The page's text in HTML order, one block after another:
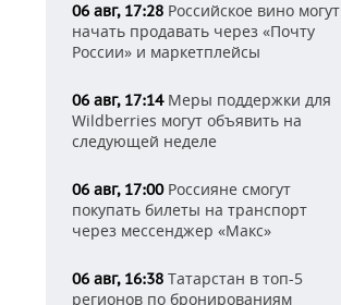
06 авг, 17:28 Российское вино могут
начать продавать через «Почту
России» и маркетплейсы
06 авг, 17:14Меры поддержки для
Wildberries могут объявить на
следующей неделе
06 авг, 17:00Россияне смогут
покупать билеты на транспорт
через мессенджер «Макс»
06 авг, 16:38 Татарстан в топ-5
регионов по бронированиям